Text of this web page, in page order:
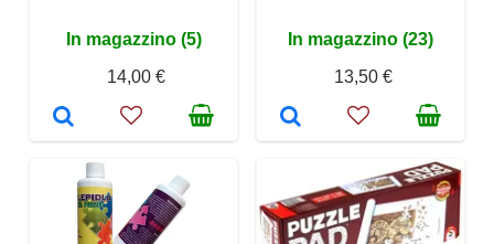
In magazzino (5)
14,00 €
In magazzino (23)
13,50 €